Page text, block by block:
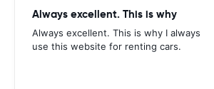
Always excellent. This is why
Always excellent. This is why I always
use this website for renting cars.